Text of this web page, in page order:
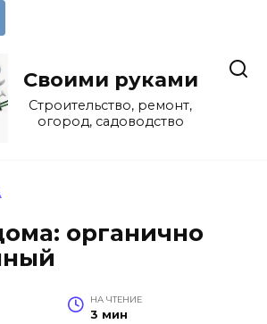
Своими руками
Строительство, ремонт,
огород, садоводство
органично
НА ЧТЕНИЕ
3 мин